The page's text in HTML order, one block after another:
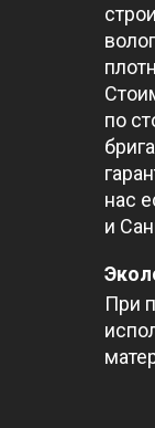
по
нас
и
При